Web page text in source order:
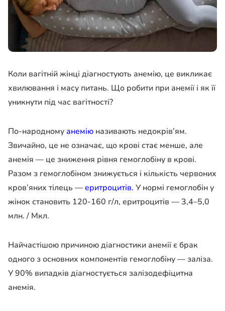
Коли вагітній жінці діагностують анемію, це викликає
хвилювання і масу питань. Що робити при анемії і як її
уникнути під час вагітності?
По-народному анемію називають недокрів’ям.
Звичайно, це не означає, що крові стає менше, але
анемія — це зниження рівня гемоглобіну в крові.
Разом з гемоглобіном знижується і кількість червоних
кров’яних тілець —еритроцитів. У нормі гемоглобін у
жінок становить 120-160 г/л, еритроцитів — 3,4–5,0
млн. / Мкл.
Найчастішою причиною діагностики анемії є брак
одного з основних компонентів гемоглобіну — заліза.
У 90% випадків діагностується залізодефіцитна
анемія.